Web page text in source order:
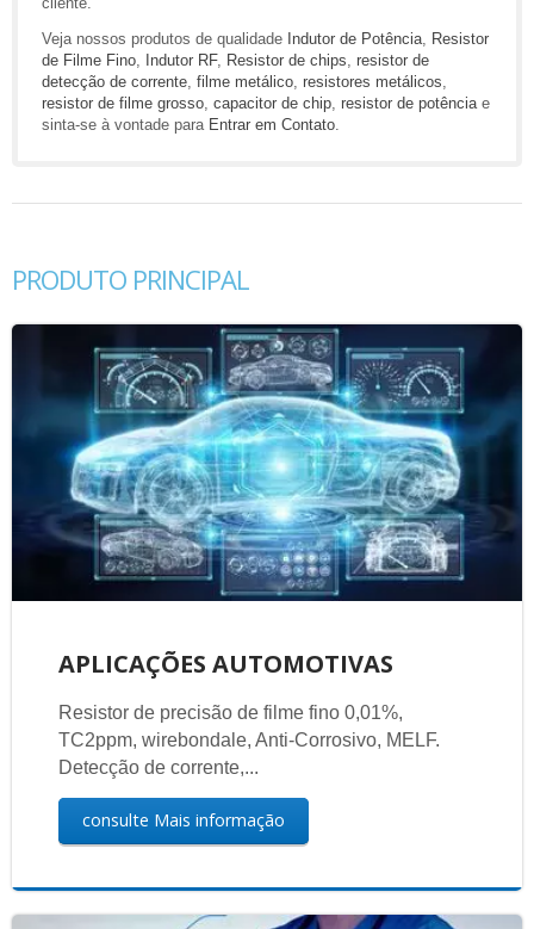
Veja nossos produtos de qualidade Indutor de Potência, Resistor
de Filme Fino, Indutor RF, Resistor de chips, resistor de
detecção de corrente, filme metálico, resistores metálicos,
resistor de filme grosso, capacitor de chip, resistor de potênciae
sinta-se à vontade para Entrar em Contato.
PRODUTO PRINCIPAL
APLICAÇÕES AUTOMOTIVAS
Resistor de precisão de filme fino 0,01%,
TC2ppm, wirebondale, Anti-Corrosivo, MELF.
Detecção de corrente,...
consulte Mais informação